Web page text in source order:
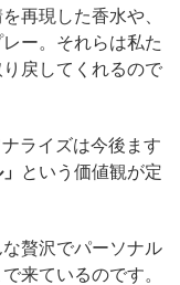
再現した香水や、
ー。それらは私た
戻してくれるので
ライズは今後ます
という価値観が定
贅沢でパーソナル
来ているのです。